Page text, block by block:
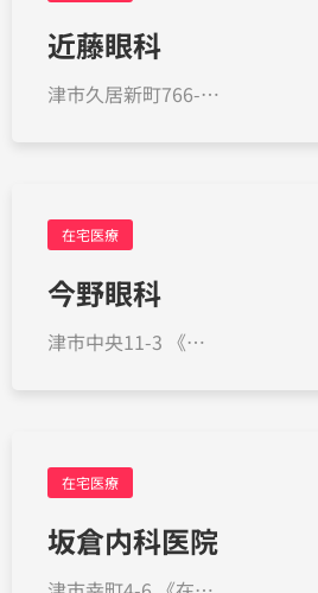
近藤眼科
津市久居新町766-…
在宅医療
今野眼科
津市中央11-3 《…
在宅医療
坂倉内科医院